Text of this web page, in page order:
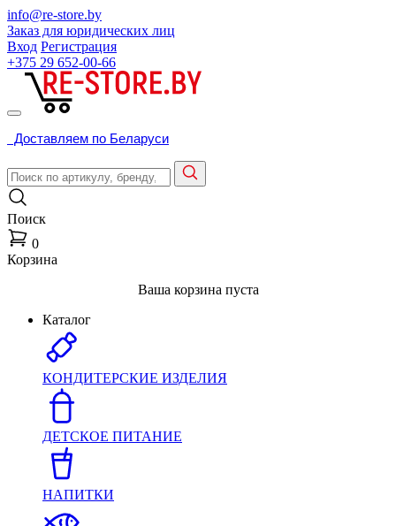
info@re-store.by
Заказ для юридических лиц
Вход Регистрация
+375 29 652-00-66
Доставляем по Беларуси
Поиск
0
Корзина
Ваша корзина пуста
Каталог
КОНДИТЕРСКИЕ ИЗДЕЛИЯ
ДЕТСКОЕ ПИТАНИЕ
НАПИТКИ